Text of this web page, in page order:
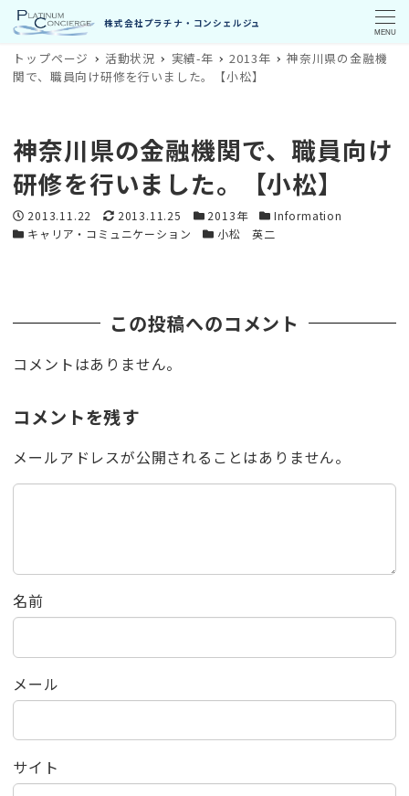
MENU
トップページ 活動状況 実績-年 2013年
神奈川県の金融機
関で、職員向け研修を行いました。【小松】
神奈川県の金融機関で、職員向け
研修を行いました。【小松】
投稿日
2013.11.22 更新日
2013.11.25 カテゴリー
2013年 カテゴリー
Information
カテゴリー
キャリア・コミュニケーション カテゴリー
小松 英二
この投稿へのコメント
コメントはありません。
コメントを残す
メールアドレスが公開されることはありません。
名前
メール
サイト